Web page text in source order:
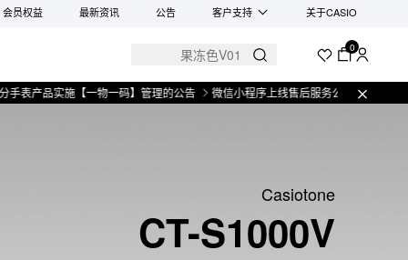
会员权益 最新资讯 公告 客户支持 关于CASIO
0
实施【一物一码】管理的公告 微信小程序上线售后服务公告 关于部分手表产
Casiotone
CT-S1000V